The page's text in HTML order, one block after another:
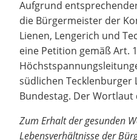
Aufgrund
die Bürgermeister der
Lienen, Lengerich und
eine Petition gemäß Art.
südlichen Tecklenburger
Bundestag. Der
Zum Erhalt der gesunden
Lebensverhältnisse der